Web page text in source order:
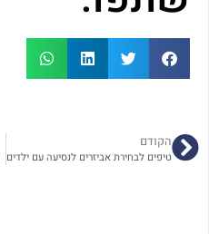
הקודם
טיפים לבחירת אביזרים לנסיעה עם ילדים